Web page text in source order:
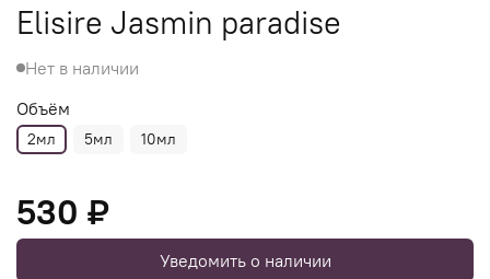
Elisire Jasmin paradise
Нет в наличии
Объём
2мл 5мл 10мл
530 ₽
Уведомить о наличии